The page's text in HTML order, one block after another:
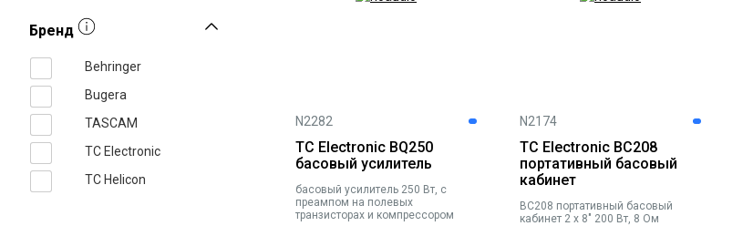
N2282
TC Electronic BQ250
басовый усилитель
басовый усилитель 250 Вт, с
преампом на полевых
транзисторах и компрессором
N2174
TC Electronic BС208
портативный басовый
кабинет
BC208 портативный басовый
кабинет 2 x 8" 200 Вт, 8 Ом
Бренд
Behringer
Bugera
TASCAM
TC Electronic
TC Helicon